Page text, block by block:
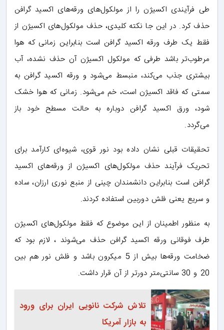
طی فرآیندی اکسیژن را از مولکول‌های ورقه‌های اکسید گرافن
حذف کرد. در این جا نکته کلیدی، حذف مولکول‌های اکسیژن از
فقط یک طرف ورقه اکسید گرافن است بنابراین زمانی که هوا
مرطوب‌تر باشد طرفی که مولکول اکسیژن آن حذف نشده، آب
بیشتری جذب می‌کند، منبسط می‌شود و ورقه اکسید گرافن به
سمتی که فاقد اکسیژن است، خم می‌شود. زمانی که هوا خشک
شود، ورق اکسید گرافن دوباره به حالت مسطح خود باز
می‌گردد.
تحقیقات قبلی نشان داده بود نور قوی، شیوه‌ای کارآمد برای
تحریک‌ فرآیند حذف مولکول‌های اکسیژن از ورقه‌های اکسید
گرافن است بنابراین دانشمندان چینی از منبع نوری ارزان، ساده
و سریع یعنی فلش دوربین استفاده کردند.
به منظور اطمینان از این موضوع که فقط مولکول‌های اکسیژن
طرف فوقانی ورقه اکسید گرافن حذف می‌شوند ، لازم بود که
ضخامت ورقه‌ها بیش از 5 میکرون باشد و فلش نور هم بین
20 و 30 سانتی‌متر دورتر از آن قرار داشت.
تلاش شرکت نانویی ایران برای ورود
به بازار آمریکا